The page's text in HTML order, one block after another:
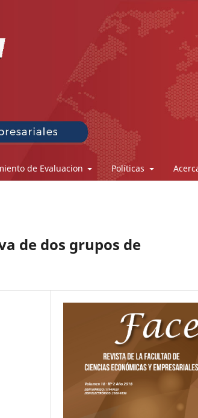
de Evaluacion Políticas
de dos grupos de